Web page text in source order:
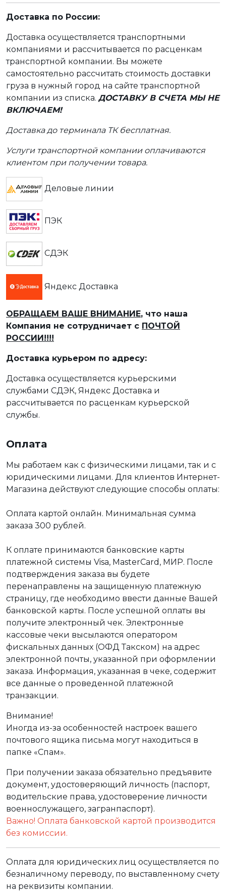
Доставка по России:
Доставка осуществляется транспортными
компаниями и рассчитывается по расценкам
транспортной компании. Вы можете
самостоятельно рассчитать стоимость доставки
груза в нужный город на сайте транспортной
компании из списка. ДОСТАВКУ В СЧЕТА МЫ НЕ
ВКЛЮЧАЕМ!
Доставка до терминала ТК бесплатная.
Услуги транспортной компании оплачиваются
клиентом при получении товара.
Деловые линии
ПЭК
СДЭК
Яндекс Доставка
ОБРАЩАЕМ ВАШЕ ВНИМАНИЕ, что наша
Компания не сотрудничает с ПОЧТОЙ
РОССИИ!!!!
Доставка курьером по адресу:
Доставка осуществляется курьерскими
службами СДЭК, Яндекс Доставка и
рассчитывается по расценкам курьерской
службы.
Оплата
Мы работаем как с физическими лицами, так и с
юридическими лицами. Для клиентов Интернет-
Магазина действуют следующие способы оплаты:
Оплата картой онлайн. Минимальная сумма
заказа 300 рублей.
К оплате принимаются банковские карты
платежной системы Visa, MasterCard, МИР. После
подтверждения заказа вы будете
перенаправлены на защищенную платежную
страницу, где необходимо ввести данные Вашей
банковской карты. После успешной оплаты вы
получите электронный чек. Электронные
кассовые чеки высылаются оператором
фискальных данных (ОФД Такском) на адрес
электронной почты, указанной при оформлении
заказа. Информация, указанная в чеке, содержит
все данные о проведенной платежной
транзакции.
Внимание!
Иногда из-за особенностей настроек вашего
почтового ящика письма могут находиться в
папке «Спам».
При получении заказа обязательно предъявите
документ, удостоверяющий личность (паспорт,
водительские права, удостоверение личности
военнослужащего, загранпаспорт).
Важно! Оплата банковской картой производится
без комиссии.
Оплата для юридических лиц осуществляется по
безналичному переводу, по выставленному счету
на реквизиты компании.